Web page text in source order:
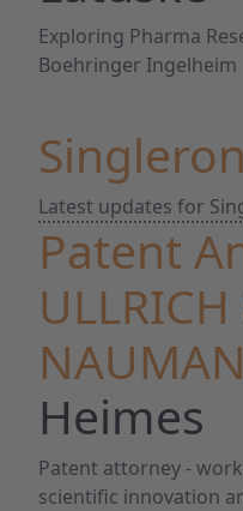
Exploring Pharma
Boehringer Ingelheim
Singleron
Latest updates for
Patent
Heimes
Patent attorney -
scientific innovation